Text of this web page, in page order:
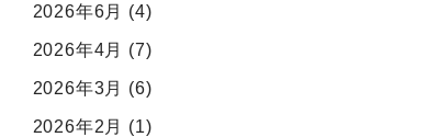
2026年6月 (4)
2026年4月 (7)
2026年3月 (6)
2026年2月 (1)